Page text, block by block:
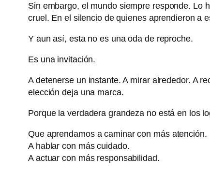
Sin embargo, el mundo siempre responde. Lo
cruel. En el silencio de quienes aprendieron a
Y aun así, esta no es una oda de reproche.
Es una invitación.
A detenerse un instante. A mirar alrededor. A
elección deja una marca.
Porque la verdadera grandeza no está en los
Que aprendamos a caminar con más atención.
A hablar con más cuidado.
A actuar con más responsabilidad.